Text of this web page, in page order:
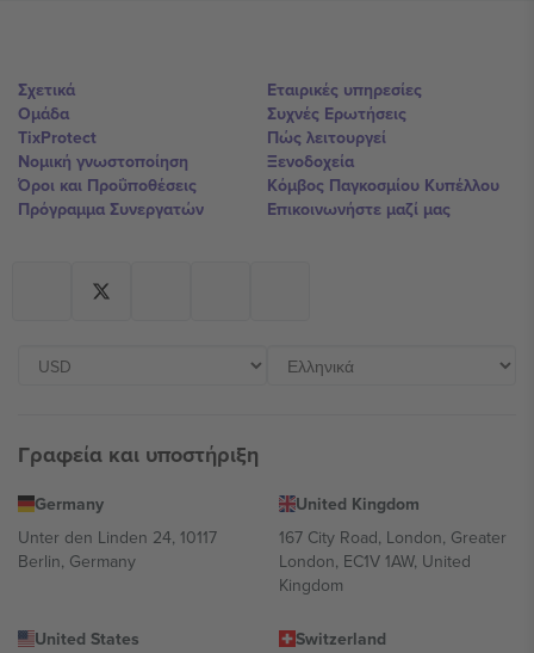
Σχετικά
Ομάδα
TixProtect
Νομική γνωστοποίηση
Όροι και Προΰποθέσεις
Πρόγραμμα Συνεργατών
Εταιρικές υπηρεσίες
Συχνές Ερωτήσεις
Πώς λειτουργεί
Ξενοδοχεία
Κόμβος Παγκοσμίου Κυπέλλου
Επικοινωνήστε μαζί μας
Γραφεία και υποστήριξη
Germany
Unter den Linden 24, 10117
Berlin, Germany
United Kingdom
167 City Road, London, Greater
London, EC1V 1AW, United
Kingdom
United States
Switzerland